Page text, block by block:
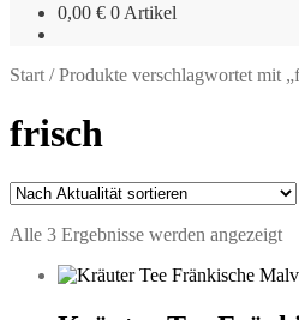
0,00 € 0 Artikel
Start /Produkte verschlagwortet mit
frisch
Alle 3 Ergebnisse werden angezeigt